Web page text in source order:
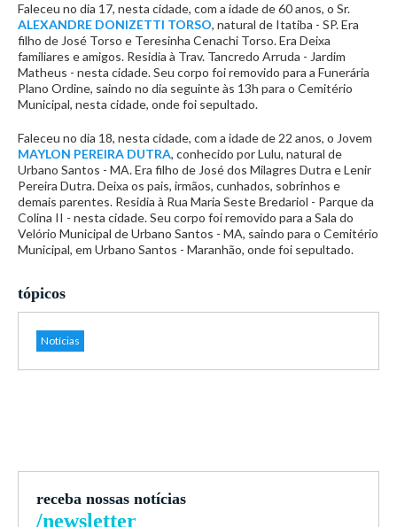
Faleceu no dia 17, nesta cidade, com a idade de 60 anos, o Sr.
ALEXANDRE DONIZETTI TORSO, natural de Itatiba - SP. Era
filho de José Torso e Teresinha Cenachi Torso. Era Deixa
familiares e amigos. Residia à Trav. Tancredo Arruda - Jardim
Matheus - nesta cidade. Seu corpo foi removido para a Funerária
Plano Ordine, saindo no dia seguinte às 13h para o Cemitério
Municipal, nesta cidade, onde foi sepultado.
Faleceu no dia 18, nesta cidade, com a idade de 22 anos, o Jovem
MAYLON PEREIRA DUTRA, conhecido por Lulu, natural de
Urbano Santos - MA. Era filho de José dos Milagres Dutra e Lenir
Pereira Dutra. Deixa os pais, irmãos, cunhados, sobrinhos e
demais parentes. Residia à Rua Maria Seste Bredariol - Parque da
Colina II - nesta cidade. Seu corpo foi removido para a Sala do
Velório Municipal de Urbano Santos - MA, saindo para o Cemitério
Municipal, em Urbano Santos - Maranhão, onde foi sepultado.
tópicos
Notícias
receba nossas notícias
/newsletter